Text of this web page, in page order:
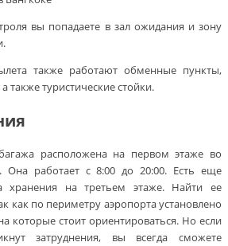
вы попадаете в зал ожидания и зону
также работают обменные пункты,
также туристические стойки.
расположена на первом этаже во
Она работает с 8:00 до 20:00. Есть еще
хранения на третьем этаже. Найти ее
как по периметру аэропорта установлено
которые стоит ориентироваться. Но если
затруднения, вы всегда сможете